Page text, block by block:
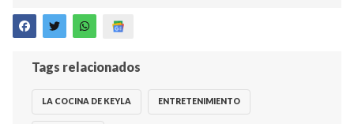
Tags relacionados
LA COCINA DE KEYLA ENTRETENIMIENTO